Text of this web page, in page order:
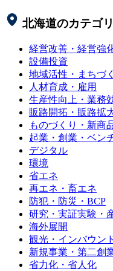
北海道のカテゴ
経営改善・経営強
設備投資
地域活性・まちづ
人材育成・雇用
生産性向上・業務
販路開拓・販路拡
ものづくり・新商
起業・創業・ベン
デジタル
環境
省エネ
再エネ・畜エネ
防犯・防災・BCP
研究・実証実験・
海外展開
観光・インバウン
新規事業・第二創
省力化・省人化